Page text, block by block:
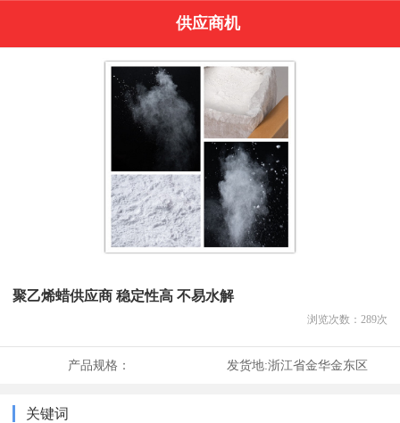
供应商机
聚乙烯蜡供应商 稳定性高 不易水解
浏览次数： 289次
产品规格： 发货地:浙江省金华金东区
关键词